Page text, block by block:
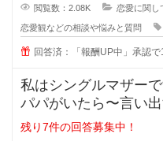
閲覧数：2.08K 恋愛に関し
恋愛観などの相談や悩みと質問
回答済：「報酬UP中」承認で
私はシングルマザー
パパがいたら〜言い
ではもう元旦那との関
残り7件の回答募集中！